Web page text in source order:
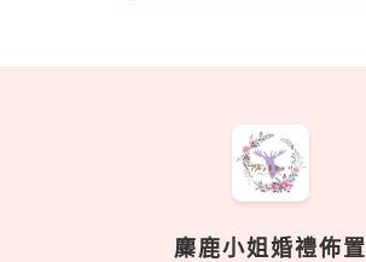
麋鹿小姐婚禮佈置